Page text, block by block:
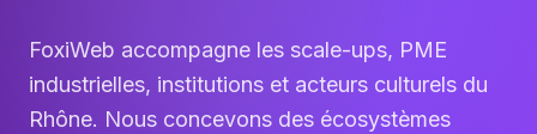
FoxiWeb accompagne les scale-ups, PME
industrielles, institutions et acteurs culturels du
Rhône. Nous concevons des écosystèmes